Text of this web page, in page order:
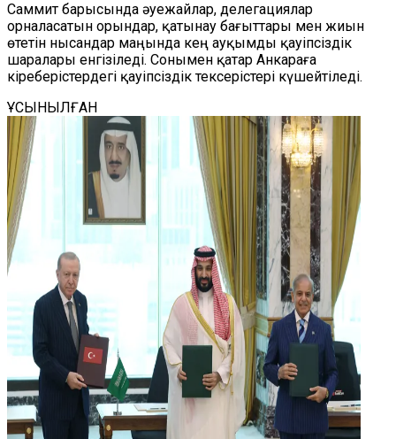
Саммит барысында әуежайлар, делегациялар
орналасатын орындар, қатынау бағыттары мен жиын
өтетін нысандар маңында кең ауқымды қауіпсіздік
шаралары енгізіледі. Сонымен қатар Анкараға
кіреберістердегі қауіпсіздік тексерістері күшейтіледі.
ҰСЫНЫЛҒАН